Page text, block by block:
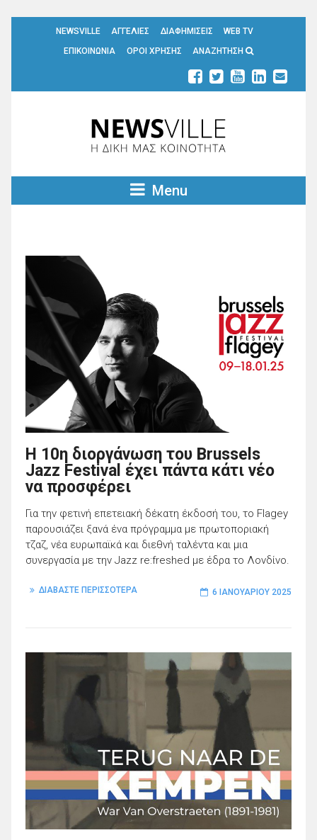
NEWSVILLE ΑΓΓΕΛΙΕΣ ΔΙΑΦΗΜΙΣΕΙΣ
WEB TV
ΕΠΙΚΟΙΝΩΝΙΑ
ΟΡΟΙ ΧΡΗΣΗΣ ΑΝΑΖΗΤΗΣΗ
Menu
H 10η διοργάνωση του Brussels
Jazz Festival έχει πάντα κάτι νέο
να προσφέρει
Για την φετινή επετειακή δέκατη έκδοσή του, το Flagey
παρουσιάζει ξανά ένα πρόγραμμα με πρωτοποριακή
τζαζ, νέα ευρωπαϊκά και διεθνή ταλέντα και μια
συνεργασία με την Jazz re:freshed με έδρα το Λονδίνο.
ΔΙΑΒΑΣΤΕ ΠΕΡΙΣΣΟΤΕΡΑ 6 ΙΑΝΟΥΑΡΊΟΥ 2025